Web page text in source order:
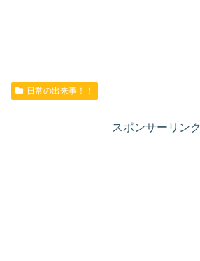
日常の出来事！！
スポンサーリンク